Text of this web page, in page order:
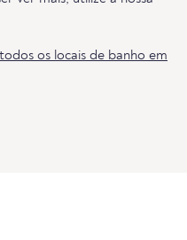
todos os locais de banho em